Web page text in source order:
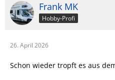
Frank MK
Hobby-Profi
26. April 2026
Schon wieder tropft es aus